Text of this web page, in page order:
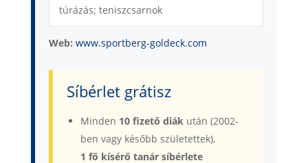
túrázás; teniszcsarnok
Web: www.sportberg-goldeck.com
Síbérlet grátisz
Minden 10 fizető diákután (2002-
ben vagy később születettek),
1 fő kísérő tanár síbérlete